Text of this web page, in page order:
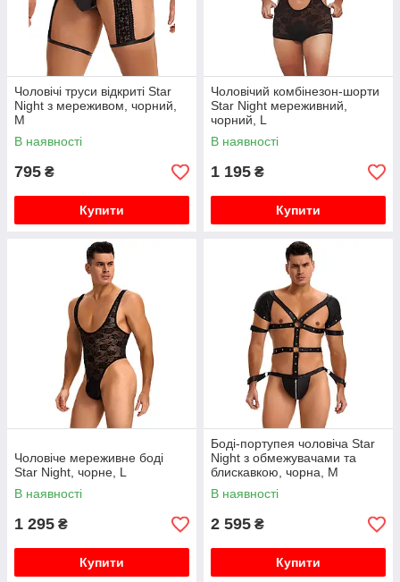
Чоловічі труси відкриті Star
Night з мереживом, чорний,
M
В наявності
795 ₴
Купити
Чоловічий комбінезон-шорти
Star Night мереживний,
чорний, L
В наявності
1 195 ₴
Купити
Чоловіче мереживне боді
Star Night, чорне, L
В наявності
1 295 ₴
Купити
Боді-портупея чоловіча Star
Night з обмежувачами та
блискавкою, чорна, M
В наявності
2 595 ₴
Купити